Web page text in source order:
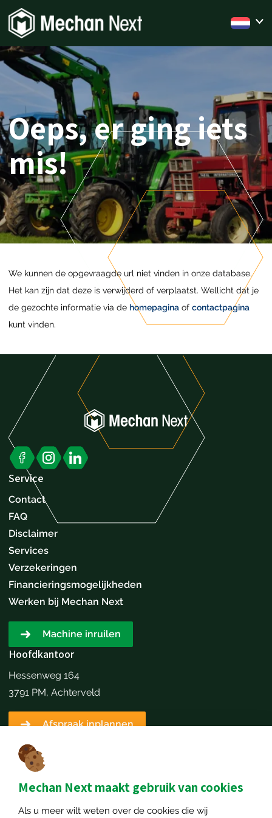
Mechan Next maakt gebruik van cookies
Als u meer wilt weten over de cookies die wij
Oeps, er ging iets
mis!
We kunnen de opgevraagde url niet vinden in onze database.
Het kan zijn dat deze is verwijderd of verplaatst. Wellicht dat je
de gezochte informatie via de homepagina of contactpagina
kunt vinden.
Service
Contact
FAQ
Disclaimer
Services
Verzekeringen
Financieringsmogelijkheden
Werken bij Mechan Next
Machine inruilen
Hoofdkantoor
Hessenweg 164
3791 PM, Achterveld
Afspraak inplannen
Contactgegevens
+31651173646
info@mechannext.nl
MechanNext B.V.